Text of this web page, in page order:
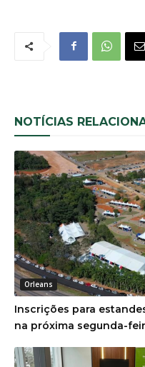
NOTÍCIAS
Orleans
Inscrições para
na próxima segunda-